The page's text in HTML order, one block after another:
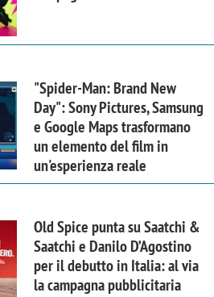
"Spider-Man: Brand New
Day": Sony Pictures, Samsung
e Google Maps trasformano
un elemento del film in
un'esperienza reale
Old Spice punta su Saatchi &
Saatchi e Danilo D’Agostino
per il debutto in Italia: al via
la campagna pubblicitaria